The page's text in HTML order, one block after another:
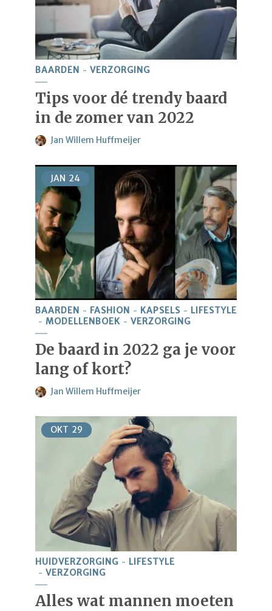
BAARDEN VERZORGING
Tips voor dé trendy baard
in de zomer van 2022
Jan Willem Huffmeijer
JAN 24
BAARDEN FASHION KAPSELS
LIFESTYLE
MODELLENBOEK
VERZORGING
De baard in 2022 ga je voor
lang of kort?
Jan Willem Huffmeijer
OKT 29
HUIDVERZORGING
LIFESTYLE
VERZORGING
Alles wat mannen moeten